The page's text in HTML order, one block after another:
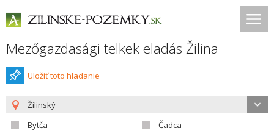
Mezőgazdasági telkek eladás Žilina
Uložiť toto hladanie
Žilinský
Bytča
Čadca